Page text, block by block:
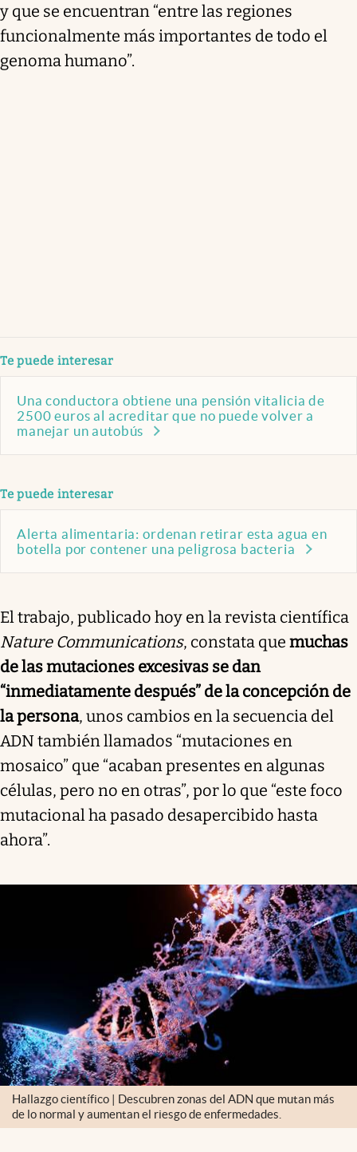
y que se encuentran “entre las regiones
funcionalmente más importantes de todo el
genoma humano”.
Te puede interesar
Una conductora obtiene una pensión vitalicia de
2500 euros al acreditar que no puede volver a
manejar un autobús
Te puede interesar
Alerta alimentaria: ordenan retirar esta agua en
botella por contener una peligrosa bacteria
El trabajo, publicado hoy en la revista científica
Nature Communications, constata que muchas
de las mutaciones excesivas se dan
“inmediatamente después” de la concepción de
la persona, unos cambios en la secuencia del
ADN también llamados “mutaciones en
mosaico” que “acaban presentes en algunas
células, pero no en otras”, por lo que “este foco
mutacional ha pasado desapercibido hasta
ahora”.
Hallazgo científico | Descubren zonas del ADN que mutan más
de lo normal y aumentan el riesgo de enfermedades.